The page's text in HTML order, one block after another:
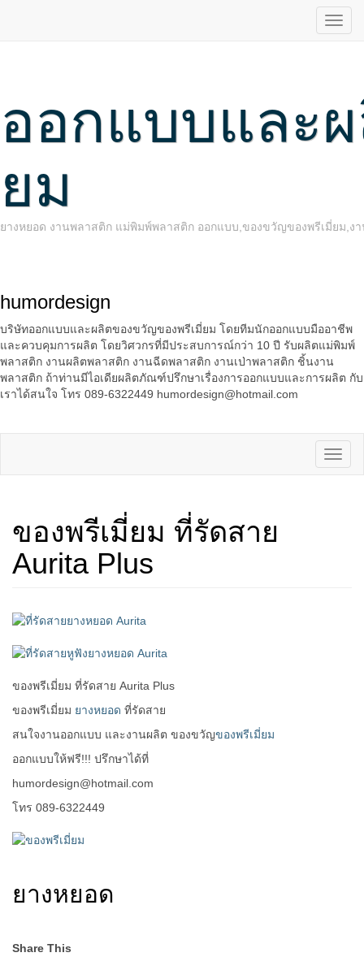
ออกแบบและ
ยม
ยางหยอด งานพลาสติก แม่พิมพ์พลาสติก ออกแบบ,ของขวัญของพรีเมี่ยม,ง
humordesign
บริษัทออกแบบและผลิตของขวัญของพรีเมี่ยม โดยทีมนักออกแบบมืออาชีพ
และควบคุมการผลิต โดยวิศวกรที่มีประสบการณ์กว่า 10 ปี รับผลิตแม่พิมพ์
พลาสติก งานผลิตพลาสติก งานฉีดพลาสติก งานเป่าพลาสติก ชิ้นงาน
พลาสติก ถ้าท่านมีไอเดียผลิตภัณฑ์ปรึกษาเรื่องการออกแบบและการผลิต กับ
เราได้สนใจ โทร 089-6322449 humordesign@hotmail.com
ของพรีเมี่ยม ที่รัดสาย
Aurita Plus
ของพรีเมี่ยม ที่รัดสาย Aurita Plus
ของพรีเมี่ยม ยางหยอด ที่รัดสาย
สนใจงานออกแบบ และงานผลิต ของขวัญของพรีเมี่ยม
ออกแบบให้ฟรี!!! ปรึกษาได้ที่
humordesign@hotmail.com
โทร 089-6322449
ยางหยอด
Share This